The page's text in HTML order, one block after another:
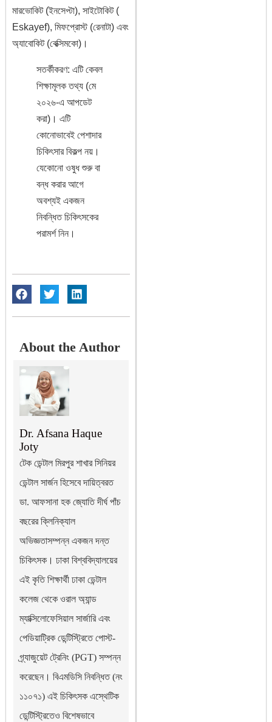
মারভোকিট (ইনসেপ্টা), সাইটোকিট (
Eskayef), মিফপ্রোস্ট (রেনাটা) এবং
অ্যাবোকিট (বেক্সিমকো)।
সতর্কীকরণ: এটি কেবল
শিক্ষামূলক তথ্য (মে
২০২৬-এ আপডেট
করা)। এটি
কোনোভাবেই পেশাদার
চিকিৎসার বিকল্প নয়।
যেকোনো ওষুধ শুরু বা
বন্ধ করার আগে
অবশ্যই একজন
নিবন্ধিত চিকিৎসকের
পরামর্শ নিন।
About the Author
Dr. Afsana Haque
Joty
টেক ডেন্টাল মিরপুর শাখার সিনিয়র
ডেন্টাল সার্জন হিসেবে দায়িত্বরত
ডা. আফসানা হক জ্যোতি দীর্ঘ পাঁচ
বছরের ক্লিনিক্যাল
অভিজ্ঞতাসম্পন্ন একজন দন্ত
চিকিৎসক। ঢাকা বিশ্ববিদ্যালয়ের
এই কৃতি শিক্ষার্থী ঢাকা ডেন্টাল
কলেজ থেকে ওরাল অ্যান্ড
ম্যাক্সিলোফেসিয়াল সার্জারি এবং
পেডিয়াট্রিক ডেন্টিস্ট্রিতে পোস্ট-
গ্র্যাজুয়েট ট্রেনিং (PGT) সম্পন্ন
করেছেন। বিএমডিসি নিবন্ধিত (নং
১১০৭১) এই চিকিৎসক এস্থেটিক
ডেন্টিস্ট্রিতেও বিশেষভাবে